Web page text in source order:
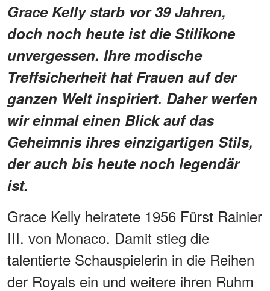
Grace Kelly starb vor 39 Jahren,
doch noch heute ist die Stilikone
unvergessen. Ihre modische
Treffsicherheit hat Frauen auf der
ganzen Welt inspiriert. Daher werfen
wir einmal einen Blick auf das
Geheimnis ihres einzigartigen Stils,
der auch bis heute noch legendär
ist.
Grace Kelly heiratete 1956 Fürst Rainier
III. von Monaco. Damit stieg die
talentierte Schauspielerin in die Reihen
der Royals ein und weitere ihren Ruhm